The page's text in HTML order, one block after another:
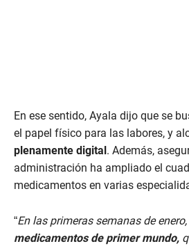
En ese sentido, Ayala dijo que se
el papel físico para las labores, y
plenamente digital. Además,
administración ha ampliado el
medicamentos en varias
“En las primeras semanas de enero,
medicamentos de primer mundo,